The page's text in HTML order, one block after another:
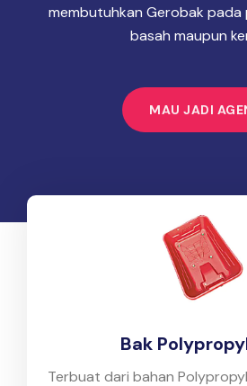
membutuhkan Gerobak pada
basah maupun
MAU JADI
Bak
Terbuat dari bahan